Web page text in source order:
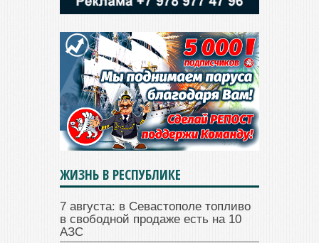
ЖИЗНЬ В РЕСПУБЛИКЕ
7 августа: в Севастополе топливо
в свободной продаже есть на 10
АЗС